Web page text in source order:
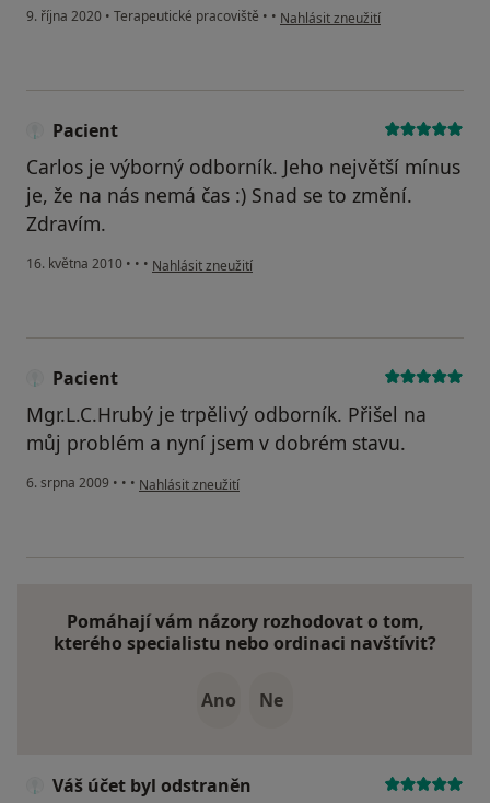
9. října 2020 • Terapeutické pracoviště • • podle názoru uživatele Pacientka
Nahlásit zneužití
Pacient
Carlos je výborný odborník. Jeho největší mínus
je, že na nás nemá čas :) Snad se to změní.
Zdravím.
16. května 2010 • • • podle názoru uživatele Pacient
Nahlásit zneužití
Pacient
Mgr.L.C.Hrubý je trpělivý odborník. Přišel na
můj problém a nyní jsem v dobrém stavu.
6. srpna 2009 • • • podle názoru uživatele Pacient
Nahlásit zneužití
Pomáhají vám názory rozhodovat o tom,
kterého specialistu nebo ordinaci navštívit?
Ano Ne
Váš účet byl odstraněn